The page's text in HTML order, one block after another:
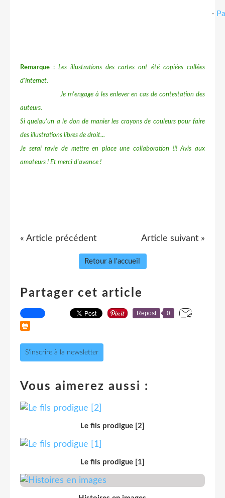
-
Remarque : Les illustrations des cartes ont été copiées collées
d'Internet.
Je m'engage à les enlever en cas de contestation des
auteurs.
Si quelqu'un a le don de manier les crayons de couleurs pour faire
des illustrations libres de droit...
Je serai ravie de mettre en place une collaboration !!! Avis aux
amateurs ! Et merci d'avance !
« Article précédent Article suivant »
Retour à l'accueil
Partager cet article
Repost 0
S'inscrire à la newsletter
Vous aimerez aussi :
Le fils prodigue [2]
Le fils prodigue [1]